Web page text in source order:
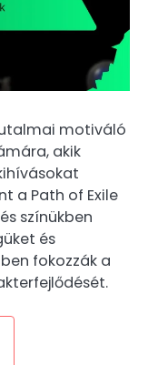
motiváló
akik
a Path of Exile
színükben
és
fokozzák a